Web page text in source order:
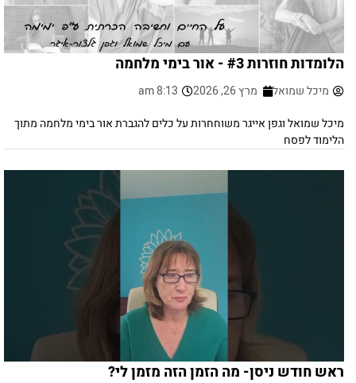
הלומדות חוזרות #3 - אור בימי מלחמה
מיכל שמואל מרץ 26, 2026
8:13 am
מיכל שמואל וגפן אייגר משוחחרות על כלים להגברת אור בימי מלחמה מתוך
הלימוד לפסח
ראש חודש ניסן- מה הזמן הזה מזמן לי?